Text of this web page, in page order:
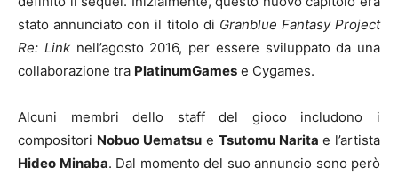
stato annunciato con il titolo di Granblue Fantasy Project
Re: Linknell’agosto 2016, per essere sviluppato da una
collaborazione tra PlatinumGames e Cygames.
Alcuni membri dello staff del gioco includono i
compositori Nobuo Uematsu e Tsutomu Narita e l’artista
Hideo Minaba. Dal momento del suo annuncio sono però